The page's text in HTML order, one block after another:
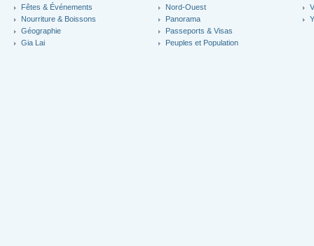
Fêtes & Événements
Nourriture & Boissons
Géographie
Gia Lai
Nord-Ouest
Panorama
Passeports & Visas
Peuples et Population